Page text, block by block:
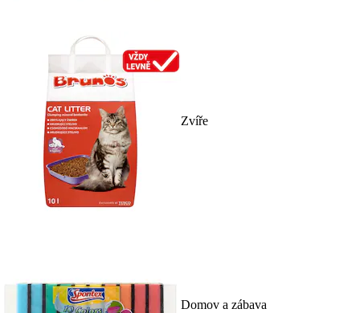
Zvíře
Domov a zábava